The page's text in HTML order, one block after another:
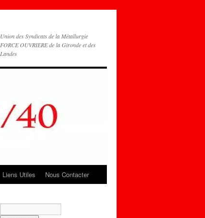
Union des Syndicats de la Métallurgie
FORCE OUVRIERE de la Gironde et des
Landes
Liens Utiles Nous Contacter